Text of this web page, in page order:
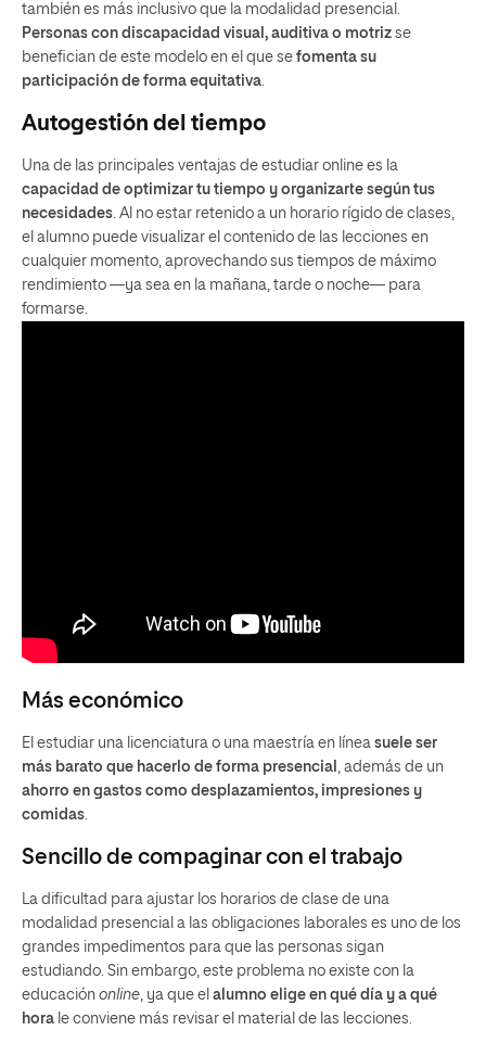
también es más inclusivo que la modalidad presencial.
Personas con discapacidad visual, auditiva o motriz se
benefician de este modelo en el que se fomenta su
participación de forma equitativa
Autogestión del tiempo
Una de las principales ventajas de estudiar online es la
capacidad de optimizar tu tiempo y organizarte según tus
necesidades . Al no estar retenido a un horario rígido de clases,
el alumno puede visualizar el contenido de las lecciones en
cualquier momento, aprovechando sus tiempos de máximo
rendimiento —ya sea en la mañana, tarde o noche— para
formarse.
Más económico
El estudiar una licenciatura o una maestría en línea suele ser
más barato que hacerlo de forma presencial
, además de un
ahorro en gastos como desplazamientos, impresiones y
comidas
Sencillo de compaginar con el trabajo
La dificultad para ajustar los horarios de clase de una
modalidad presencial a las obligaciones laborales es uno de los
grandes impedimentos para que las personas sigan
estudiando. Sin embargo, este problema no existe con la
educación online , ya que el alumno elige en qué día y a qué
hora le conviene más revisar el material de las lecciones.